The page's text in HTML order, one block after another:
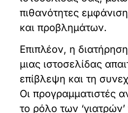
πιθανότητες
και προβλημάτων.
Επιπλέον, η
μιας ιστοσελίδας
επίβλεψη και τη
Οι προγραμματιστές
το ρόλο των